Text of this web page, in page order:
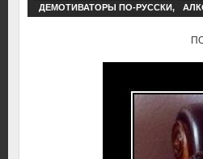
ДЕМОТИВАТОРЫ ПО-РУССКИ,